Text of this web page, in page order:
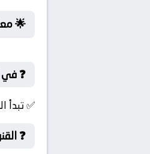
🌟
❓ في
✅ تبدأ
❓